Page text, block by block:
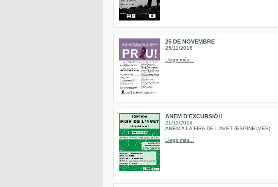
25 DE NOVEMBRE
25/11/2016
Llegir més...
ANEM D'EXCURSIÓ!!
21/11/2016
ANEM A LA FIRA DE L'AVET (ESPINELVES)
Llegir més...